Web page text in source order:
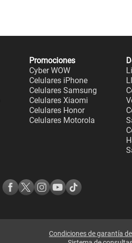
Promociones
Cyber WOW
Celulares iPhone
Celulares Samsung
Celulares Xiaomi
Celulares Honor
Celulares Motorola
Condiciones de garantía